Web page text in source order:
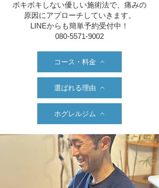
ボキボキしない優しい施術法で、痛みの
原因にアプローチしていきます。
LINEからも簡単予約受付中！
080-5571-9002
コース・料金
選ばれる理由
ホグレルジム